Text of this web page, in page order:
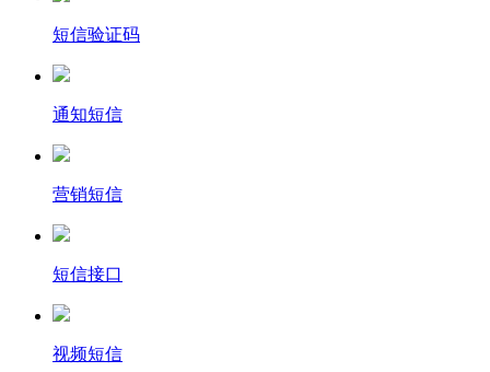
短信验证码
通知短信
营销短信
短信接口
视频短信